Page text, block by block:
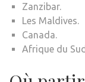
Zanzibar.
Les Maldives.
Canada.
Afrique du